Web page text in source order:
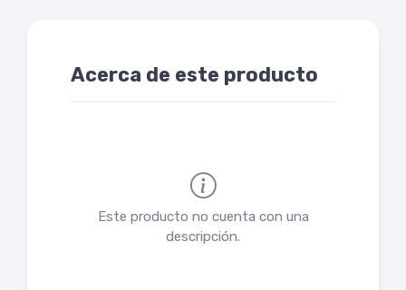
Acerca de este producto
Este producto no cuenta con una
descripción.